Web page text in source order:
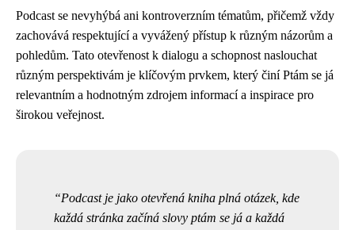
Podcast se nevyhýbá ani kontroverzním tématům, přičemž vždy
zachovává respektující a vyvážený přístup k různým názorům a
pohledům. Tato otevřenost k dialogu a schopnost naslouchat
různým perspektivám je klíčovým prvkem, který činí Ptám se já
relevantním a hodnotným zdrojem informací a inspirace pro
širokou veřejnost.
Podcast je jako otevřená kniha plná otázek, kde
každá stránka začíná slovy ptám se já a každá